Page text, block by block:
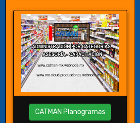
CATMAN Planogramas